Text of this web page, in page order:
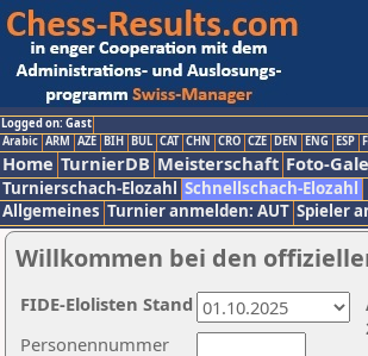
Logged on: Gast
Arabic ARM AZE BIH BUL CAT CHN CRO CZE DEN ENG ESP
Home TurnierDB Meisterschaft Foto-
Turnierschach-Elozahl Schnellschach-Elozahl
Allgemeines Turnier anmelden: AUT Spieler
Willkommen bei den
Personennummer
FIDE-Elolisten Stand